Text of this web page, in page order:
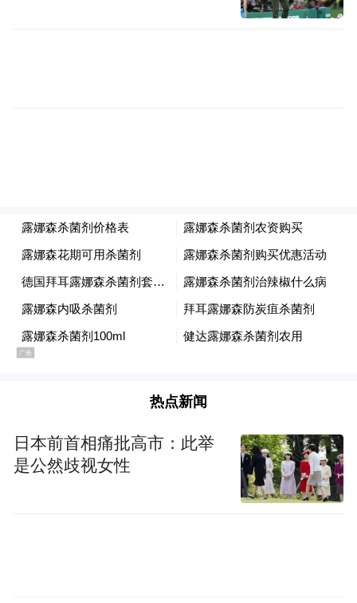
双向交流，推进和美乡村示范共建，拓宽社
高海军介绍余姚市经济产业、民生服务、基
层治理发展优势，回顾上一年度协作资金拨
付、项目落地、企业投资、干部人才选派、
立足民族地区特色，用好协作资源、抓实项
高海军表示，余姚将持续扛牢东西部协作政
治责任，持续加大资源、人才、产业帮扶力
热点新闻
日本前首相痛批高市：此举
是公然歧视女性